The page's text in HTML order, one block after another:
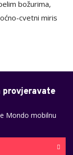
božurima,
cvetni miris
provjeravate
Mondo mobilnu